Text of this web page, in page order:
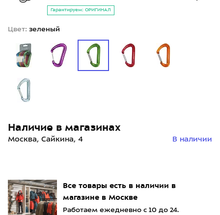
Все товары есть в наличии в
магазине в Москве
Работаем ежедневно с 10 до 24.
Гарантируем: ОРИГИНАЛ
Цвет: зеленый
Наличие в магазинах
Москва, Сайкина, 4 В наличии